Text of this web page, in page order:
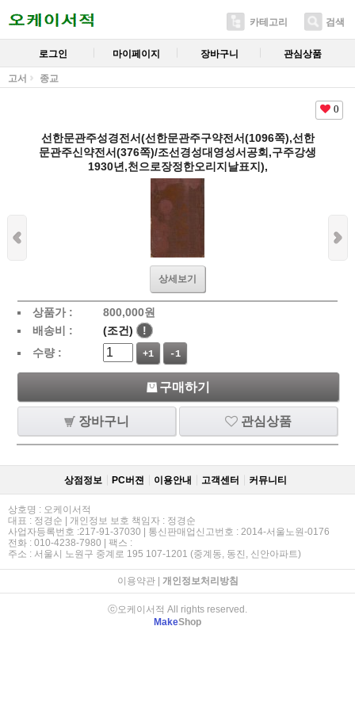
카테고리 검색
로그인 마이페이지 장바구니 관심상품
고서 종교
0
선한문관주성경전서(선한문관주구약전서(1096쪽),선한
문관주신약전서(376쪽)/조선경성대영성서공회,구주강생
1930년,천으로장정한오리지날표지),
상세보기
상품가 : 800,000원
배송비 :
(조건)
!
수량 :
+1 -1
구매하기
장바구니 관심상품
상점정보 PC버젼 이용안내 고객센터 커뮤니티
상호명 : 오케이서적
대표 : 정경순 | 개인정보 보호 책임자 : 정경순
사업자등록번호 :217-91-37030 | 통신판매업신고번호 : 2014-서울노원-0176
전화 : 010-4238-7980 | 팩스 :
주소 : 서울시 노원구 중계로 195 107-1201 (중계동, 동진, 신안아파트)
이용약관| 개인정보처리방침
ⓒ오케이서적 All rights reserved.
MakeShop